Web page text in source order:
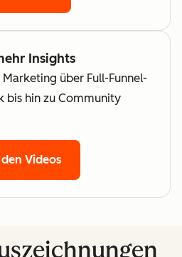
Insights
über Full-Funnel-
bis hin zu Community
Videos